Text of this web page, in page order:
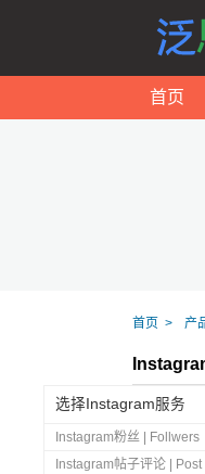
首页
首页 产
选择Instagram服务
Instagram粉丝 | Follwers
Instagram帖子评论 | Post